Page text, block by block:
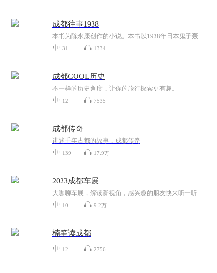
成都往事1938
本书为陈永康创作的小说。本书以1938年日本鬼子轰炸成都为背景，揭示出四川人群情激愤的战斗精神，描写了一篇看不见敌人的抗战故事。故事有两条线，一是陈掌柜的豆瓣酱作坊，在抗战期间艰难而离奇的发展壮大，并创造岀了自己的品牌.另一条是国民高级官员挪...
31 1334
成都COOL历史
不一样的历史角度，让你的旅行探索更有趣。
12 7535
成都传奇
讲述千年古都的故事，成都传奇
139 17.9万
2023成都车展
大咖聊车展，解读新视角，感兴趣的朋友快来听一听吧～
10 9.2万
楠笙读成都
12 2756